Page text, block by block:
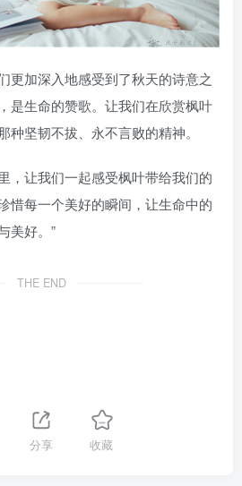
更加深入地感受到了秋天的诗意之
是生命的赞歌。让我们在欣赏枫叶
种坚韧不拔、永不言败的精神。
，让我们一起感受枫叶带给我们的
惜每一个美好的瞬间，让生命中的
美好。”
THE END
分享 收藏